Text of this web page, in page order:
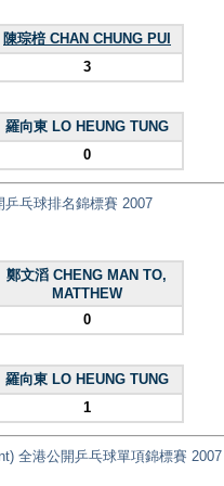
陳琮棓 CHAN CHUNG PUI
3
羅向東 LO HEUNG TUNG
0
乒乓球排名錦標賽 2007
鄭文滔 CHENG MAN TO,
MATTHEW
0
羅向東 LO HEUNG TUNG
1
全港公開乒乓球單項錦標賽 2007